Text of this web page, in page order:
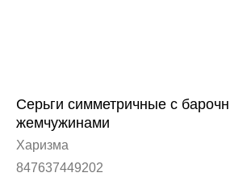
Серьги симметричные с
жемчужинами
Харизма
847637449202